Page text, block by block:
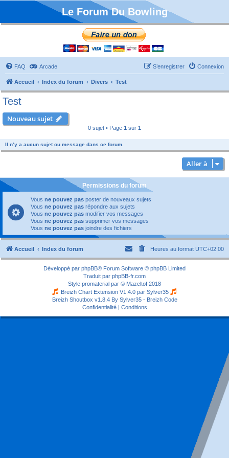
Le Forum Du Bowling
FAQ Arcade Connexion
S’enregistrer
Accueil Index du forum Divers Test
Test
Nouveau sujet
0 sujet • Page 1 sur 1
Il n’y a aucun sujet ou message dans ce forum.
Aller à
Permissions du forum
Vous ne pouvez pas poster de nouveaux sujets
Vous ne pouvez pas répondre aux sujets
Vous ne pouvez pas modifier vos messages
Vous ne pouvez pas supprimer vos messages
Vous ne pouvez pas joindre des fichiers
Accueil Index du forum Heures au format UTC+02:00
Développé par phpBB® Forum Software © phpBB Limited
Traduit par phpBB-fr.com
Style promaterial par © Mazeltof 2018
Breizh Chart Extension V1.4.0 par Sylver35
Breizh Shoutbox v1.8.4 By Sylver35 - Breizh Code
Confidentialité| Conditions